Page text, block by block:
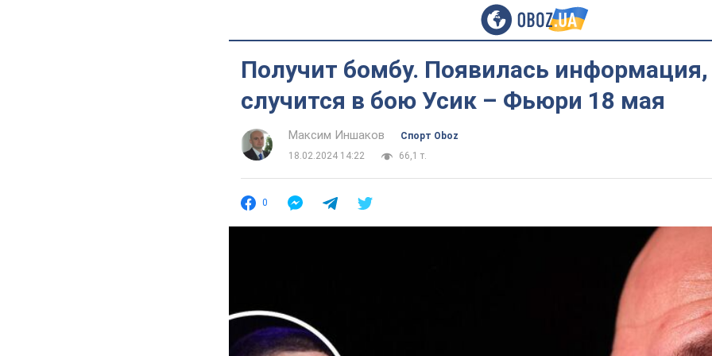
Получит бомбу. Появилась информация,
случится в бою Усик – Фьюри 18 мая
Максим Иншаков
Спорт Oboz
18.02.2024 14:22
66,1 т.
0